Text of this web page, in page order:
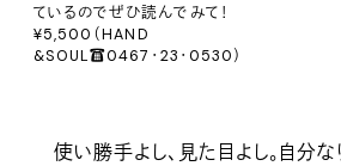
ているのでぜひ読んでみて！
¥5,500（HAND
&SOUL☎︎0467・23・0530）
使い勝手よし、見た目よし。自分